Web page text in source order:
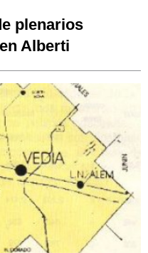
plenarios
Alberti